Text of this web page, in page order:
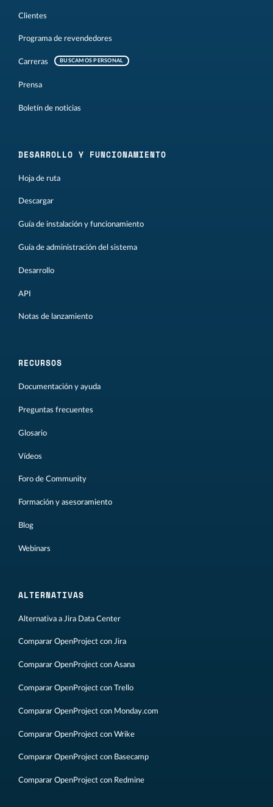
Clientes
Programa de revendedores
Carreras BUSCAMOS PERSONAL
Prensa
Boletín de noticias
DESARROLLO Y FUNCIONAMIENTO
Hoja de ruta
Descargar
Guía de instalación y funcionamiento
Guía de administración del sistema
Desarrollo
API
Notas de lanzamiento
RECURSOS
Documentación y ayuda
Preguntas frecuentes
Glosario
Vídeos
Foro de Community
Formación y asesoramiento
Blog
Webinars
ALTERNATIVAS
Alternativa a Jira Data Center
Comparar OpenProject con Jira
Comparar OpenProject con Asana
Comparar OpenProject con Trello
Comparar OpenProject con Monday.com
Comparar OpenProject con Wrike
Comparar OpenProject con Basecamp
Comparar OpenProject con Redmine